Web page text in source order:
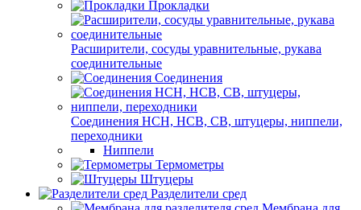
Прокладки
Расширители, сосуды уравнительные, рукава
соединительные
Соединения
Соединения НСН, НСВ, СВ, штуцеры, ниппели,
переходники
Ниппели
Термометры
Штуцеры
Разделители сред